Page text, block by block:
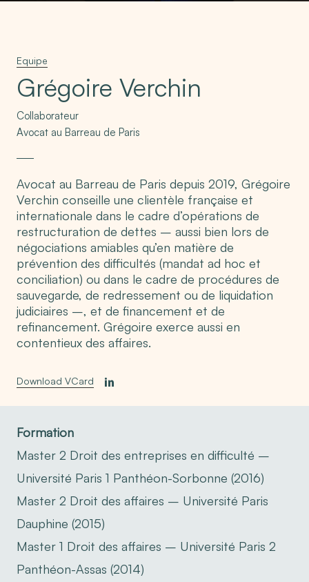
Equipe
Grégoire Verchin
Collaborateur
Avocat au Barreau de Paris
Avocat au Barreau de Paris depuis 2019, Grégoire
Verchin conseille une clientèle française et
internationale dans le cadre d’opérations de
restructuration de dettes – aussi bien lors de
négociations amiables qu’en matière de
prévention des difficultés (mandat ad hoc et
conciliation) ou dans le cadre de procédures de
sauvegarde, de redressement ou de liquidation
judiciaires –, et de financement et de
refinancement. Grégoire exerce aussi en
contentieux des affaires.
Download VCard
Formation
Master 2 Droit des entreprises en difficulté –
Université Paris 1 Panthéon-Sorbonne (2016)
Master 2 Droit des affaires – Université Paris
Dauphine (2015)
Master 1 Droit des affaires – Université Paris 2
Panthéon-Assas (2014)